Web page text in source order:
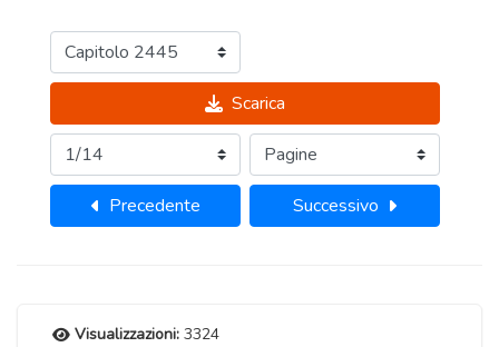
Scarica
Precedente Successivo
Visualizzazioni: 3324